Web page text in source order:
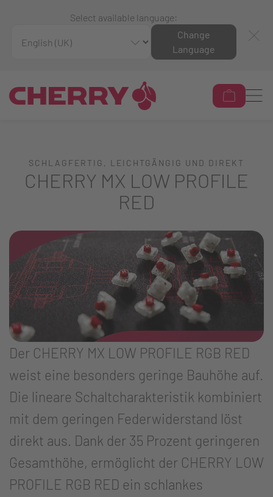
Select available language:
Change
Language
SCHLAGFERTIG, LEICHTGÄNGIG UND DIREKT
CHERRY MX LOW PROFILE
RED
Der CHERRY MX LOW PROFILE RGB RED
weist eine besonders geringe Bauhöhe auf.
Die lineare Schaltcharakteristik kombiniert
mit dem geringen Federwiderstand löst
direkt aus. Dank der 35 Prozent geringeren
Gesamthöhe, ermöglicht der CHERRY LOW
PROFILE RGB RED ein schlankes